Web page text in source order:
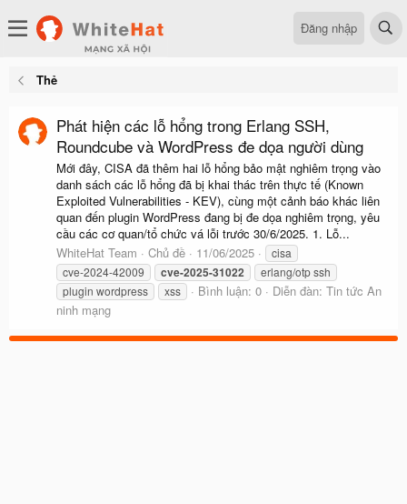
Đăng nhập
Thẻ
Phát hiện các lỗ hổng trong Erlang SSH,
Roundcube và WordPress đe dọa người dùng
Mới đây, CISA đã thêm hai lỗ hổng bảo mật nghiêm trọng vào
danh sách các lỗ hổng đã bị khai thác trên thực tế (Known
Exploited Vulnerabilities - KEV), cùng một cảnh báo khác liên
quan đến plugin WordPress đang bị đe dọa nghiêm trọng, yêu
cầu các cơ quan/tổ chức vá lỗi trước 30/6/2025. 1. Lỗ...
WhiteHat Team
Chủ đề 11/06/2025
cisa
cve-2024-42009
cve-2025-31022
erlang/otp ssh
plugin wordpress
xss Bình luận: 0 Diễn đàn: Tin tức An
ninh mạng